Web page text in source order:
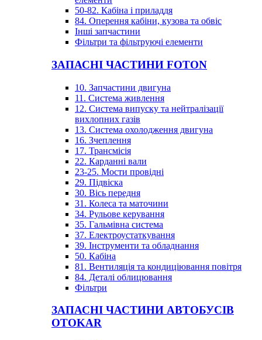
50-82. Кабіна і приладдя
84. Оперення кабіни, кузова та обвіс
Інші запчастини
Фільтри та фільтруючі елементи
ЗАПАСНІ ЧАСТИНИ FOTON
10. Запчастини двигуна
11. Система живлення
12. Система випуску та нейтралізації
вихлопних газів
13. Система охолодження двигуна
16. Зчеплення
17. Трансмісія
22. Карданні вали
23-25. Мости провідні
29. Підвіска
30. Вісь передня
31. Колеса та маточини
34. Рульове керування
35. Гальмівна система
37. Електроустаткування
39. Інструменти та обладнання
50. Кабіна
81. Вентиляція та кондиціювання повітря
84. Деталі облицювання
Фільтри
ЗАПАСНІ ЧАСТИНИ АВТОБУСІВ
OTOKAR